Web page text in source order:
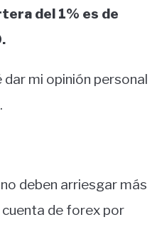
del 1% es de
mi opinión personal
deben arriesgar más
cuenta de forex por